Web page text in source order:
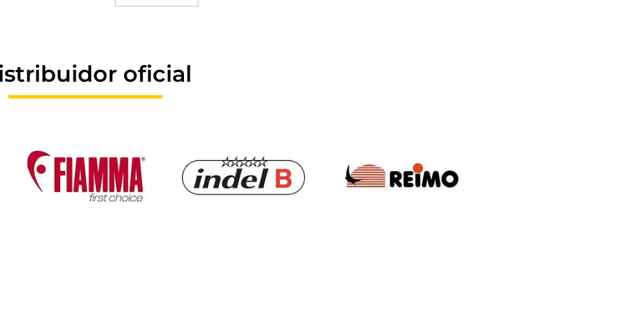
oficial